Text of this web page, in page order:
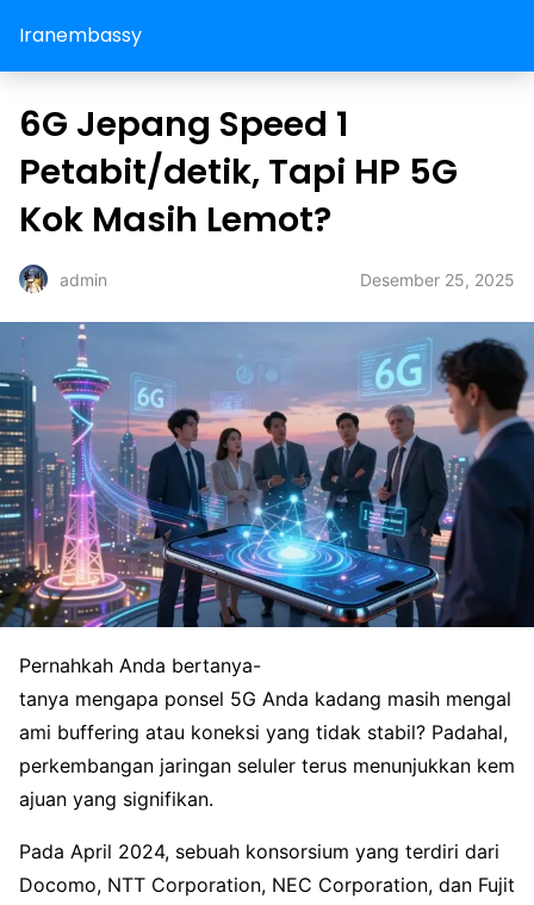
Iranembassy
6G Jepang Speed 1
Petabit/detik, Tapi HP 5G
Kok Masih Lemot?
admin Desember 25, 2025
Pernahkah Anda bertanya-
tanya mengapa ponsel 5G Anda kadang masih mengal
ami buffering atau koneksi yang tidak stabil? Padahal,
perkembangan jaringan seluler terus menunjukkan kem
ajuan yang signifikan.
Pada April 2024, sebuah konsorsium yang terdiri dari
Docomo, NTT Corporation, NEC Corporation, dan Fujit